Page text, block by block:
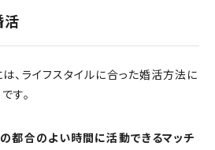
活
、ライフスタイルに合った婚活方法に
す。
都合のよい時間に活動できるマッチ